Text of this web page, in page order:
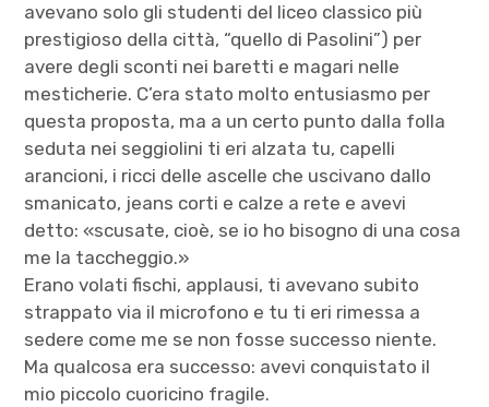
avevano solo gli studenti del liceo classico più
prestigioso della città, “quello di Pasolini”) per
avere degli sconti nei baretti e magari nelle
mesticherie. C’era stato molto entusiasmo per
questa proposta, ma a un certo punto dalla folla
seduta nei seggiolini ti eri alzata tu, capelli
arancioni, i ricci delle ascelle che uscivano dallo
smanicato, jeans corti e calze a rete e avevi
detto: «scusate, cioè, se io ho bisogno di una cosa
me la taccheggio.»
Erano volati fischi, applausi, ti avevano subito
strappato via il microfono e tu ti eri rimessa a
sedere come me se non fosse successo niente.
Ma qualcosa era successo: avevi conquistato il
mio piccolo cuoricino fragile.